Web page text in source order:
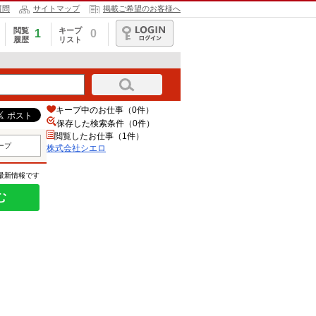
問 サイトマップ 掲載ご希望のお客様へ
閲覧
履歴
1
キープ
リスト
0
ログイン
プ
新情報です
キープ中のお仕事（0件）
保存した検索条件（0件）
閲覧したお仕事（1件）
株式会社シエロ